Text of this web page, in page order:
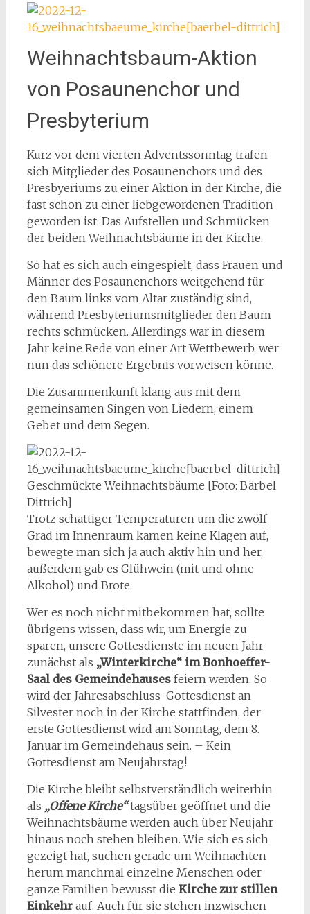
Weihnachtsbaum-Aktion
von Posaunenchor und
Presbyterium
Kurz vor dem vierten Adventssonntag trafen
sich Mitglieder des Posaunenchors und des
Presbyeriums zu einer Aktion in der Kirche, die
fast schon zu einer liebgewordenen Tradition
geworden ist: Das Aufstellen und Schmücken
der beiden Weihnachtsbäume in der Kirche.
So hat es sich auch eingespielt, dass Frauen und
Männer des Posaunenchors weitgehend für
den Baum links vom Altar zuständig sind,
während Presbyteriumsmitglieder den Baum
rechts schmücken. Allerdings war in diesem
Jahr keine Rede von einer Art Wettbewerb, wer
nun das schönere Ergebnis vorweisen könne.
Die Zusammenkunft klang aus mit dem
gemeinsamen Singen von Liedern, einem
Gebet und dem Segen.
Geschmückte Weihnachtsbäume [Foto: Bärbel
Dittrich]
Trotz schattiger Temperaturen um die zwölf
Grad im Innenraum kamen keine Klagen auf,
bewegte man sich ja auch aktiv hin und her,
außerdem gab es Glühwein (mit und ohne
Alkohol) und Brote.
Wer es noch nicht mitbekommen hat, sollte
übrigens wissen, dass wir, um Energie zu
sparen, unsere Gottesdienste im neuen Jahr
zunächst als „Winterkirche“ im Bonhoeffer-
Saal des Gemeindehausesfeiern werden. So
wird der Jahresabschluss-Gottesdienst an
Silvester noch in der Kirche stattfinden, der
erste Gottesdienst wird am Sonntag, dem 8.
Januar im Gemeindehaus sein. – Kein
Gottesdienst am Neujahrstag!
Die Kirche bleibt selbstverständlich weiterhin
als „Offene Kirche“tagsüber geöffnet und die
Weihnachtsbäume werden auch über Neujahr
hinaus noch stehen bleiben. Wie sich es sich
gezeigt hat, suchen gerade um Weihnachten
herum manchmal einzelne Menschen oder
ganze Familien bewusst die Kirche zur stillen
Einkehrauf. Auch für sie stehen inzwischen